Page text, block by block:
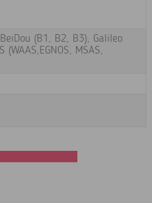
(B1, B2, B3), Galileo
MSAS,